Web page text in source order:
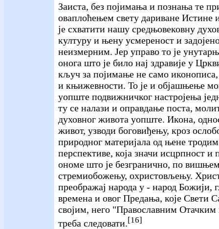
Заиста, без појимања и познања те
оваплоћењем свету дариване Истине
је схватити нашу средњовековну
културу и њену усмереност и
неизмерним. Јер управо то је
онога што је било нај здравије у
кључ за појимање не само
и књижевности. То је и објашњење
уопште подвижничког настројења
ту се налази и оправдање поста,
духовног живота уопште. Икона,
живот, узводи боговиђењу, кроз
природног материјала од њене
перспективе, која значи исцрпност и
ономе што је безгранично, по
стремиобожењу, охристовљењу.
преображај народа у - народ Божији,
времена и овог Предања, које Свети
својим, него "Православним
треба следовати.[16]